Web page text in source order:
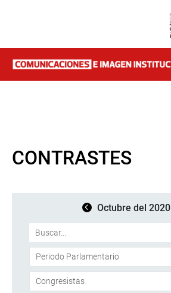
CONTRASTES
Octubre del 2020